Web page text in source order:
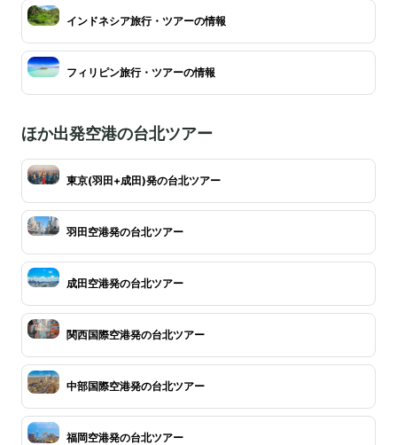
インドネシア旅行・ツアーの情報
フィリピン旅行・ツアーの情報
ほか出発空港の台北ツアー
東京(羽田+成田)発の台北ツアー
羽田空港発の台北ツアー
成田空港発の台北ツアー
関西国際空港発の台北ツアー
中部国際空港発の台北ツアー
福岡空港発の台北ツアー